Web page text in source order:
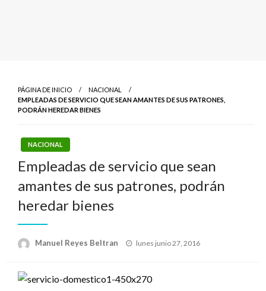
PÁGINA DE INICIO
NACIONAL
EMPLEADAS DE SERVICIO QUE SEAN AMANTES DE SUS PATRONES,
PODRÁN HEREDAR BIENES
NACIONAL
Empleadas de servicio que sean
amantes de sus patrones, podrán
heredar bienes
Manuel Reyes Beltran
Publicado
lunes junio 27, 2016